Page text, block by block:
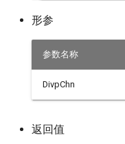
形参
参数名称
DivpChn
返回值